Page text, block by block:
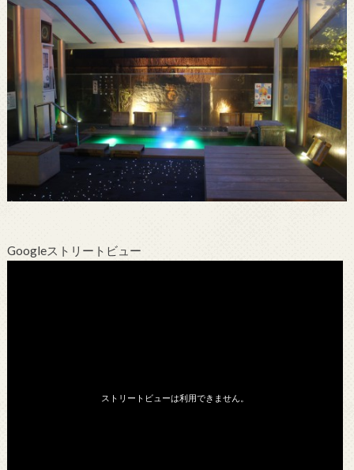
Googleストリートビュー